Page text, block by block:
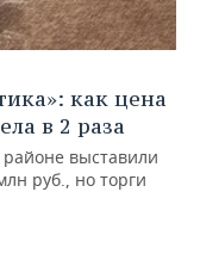
как цена
в 2 раза
районе выставили
руб., но торги